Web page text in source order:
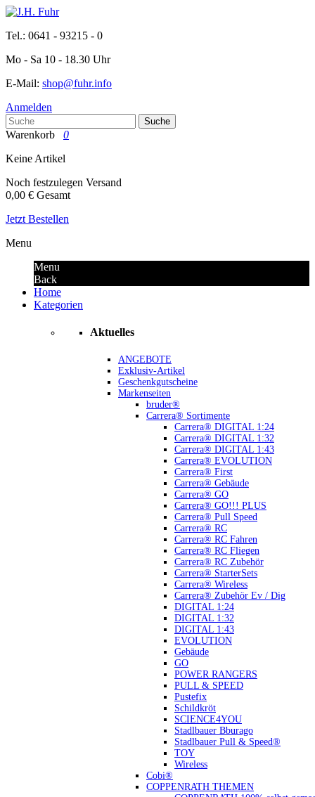
Tel.: 0641 - 93215 - 0
Mo - Sa 10 - 18.30 Uhr
E-Mail: shop@fuhr.info
Anmelden
Suche
Warenkorb
0
Keine Artikel
Noch festzulegen Versand
0,00 € Gesamt
Jetzt Bestellen
Menu
Menu
Back
Home
Kategorien
Aktuelles
ANGEBOTE
Exklusiv-Artikel
Geschenkgutscheine
Markenseiten
bruder®
Carrera® Sortimente
Carrera® DIGITAL 1:24
Carrera® DIGITAL 1:32
Carrera® DIGITAL 1:43
Carrera® EVOLUTION
Carrera® First
Carrera® Gebäude
Carrera® GO
Carrera® GO!!! PLUS
Carrera® Pull Speed
Carrera® RC
Carrera® RC Fahren
Carrera® RC Fliegen
Carrera® RC Zubehör
Carrera® StarterSets
Carrera® Wireless
Carrera® Zubehör Ev / Dig
DIGITAL 1:24
DIGITAL 1:32
DIGITAL 1:43
EVOLUTION
Gebäude
GO
POWER RANGERS
PULL & SPEED
Pustefix
Schildkröt
SCIENCE4YOU
Stadlbauer Bburago
Stadlbauer Pull & Speed®
TOY
Wireless
Cobi®
COPPENRATH THEMEN